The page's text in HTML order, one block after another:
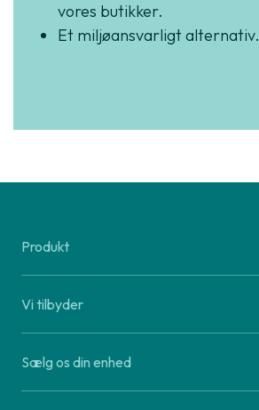
vores butikker.
Et miljøansvarligt alternativ.
Produkt
Vi tilbyder
Sælg os din enhed